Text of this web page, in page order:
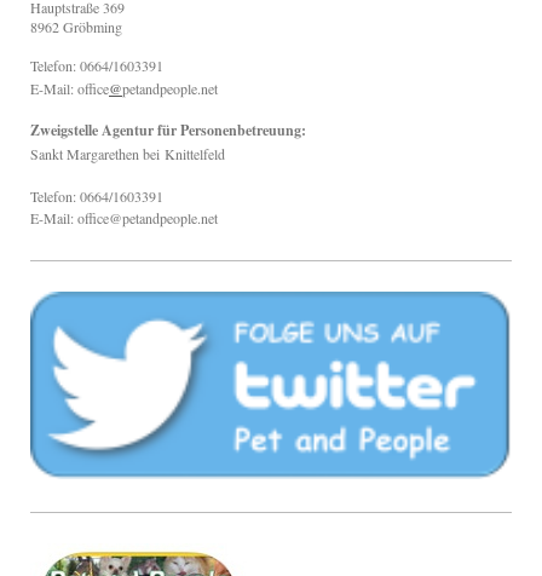
Hauptstraße369
8962Gröbming
Telefon: 0664/1603391
E-Mail: office@petandpeople.net
Zweigstelle Agentur für Personenbetreuung:
Sankt Margarethen bei Knittelfeld
Telefon: 0664/1603391
E-Mail: office@petandpeople.net